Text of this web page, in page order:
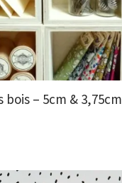
bois – 5cm & 3,75cm